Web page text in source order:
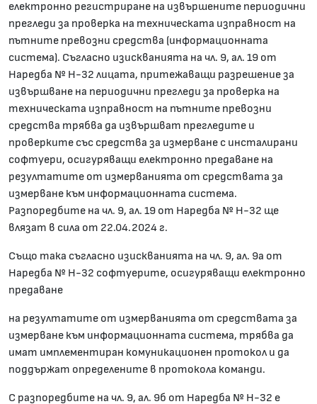
електронно регистриране на извършените периодични
прегледи за проверка на техническата изправност на
пътните превозни средства (информационната
система). Съгласно изискванията на чл. 9, ал. 19 от
Наредба № Н-32 лицата, притежаващи разрешение за
извършване на периодични прегледи за проверка на
техническата изправност на пътните превозни
средства трябва да извършват прегледите и
проверките със средства за измерване с инсталирани
софтуери, осигуряващи електронно предаване на
резултатите от измерванията от средствата за
измерване към информационната система.
Разпоредбите на чл. 9, ал. 19 от Наредба № Н-32 ще
влязат в сила от 22.04.2024 г.
Също така съгласно изискванията на чл. 9, ал. 9а от
Наредба № Н-32 софтуерите, осигуряващи електронно
предаване
на резултатите от измерванията от средствата за
измерване към информационната система, трябва да
имат имплементиран комуникационен протокол и да
поддържат определените в протокола команди.
С разпоредбите на чл. 9, ал. 9б от Наредба № Н-32 е